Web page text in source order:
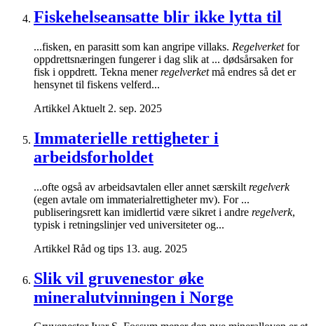
Fiskehelseansatte blir ikke lytta til
...fisken, en parasitt som kan angripe villaks. Regelverketfor
oppdrettsnæringen fungerer i dag slik at ... dødsårsaken for
fisk i oppdrett. Tekna menerregelverketmå endres så det er
hensynet til fiskens velferd...
Artikkel Aktuelt 2. sep. 2025
Immaterielle rettigheter i
arbeidsforholdet
...ofte også av arbeidsavtalen eller annet særskilt regelverk
(egen avtale om immaterialrettigheter mv). For ...
publiseringsrett kan imidlertid være sikret i andre regelverk,
typisk i retningslinjer ved universiteter og...
Artikkel Råd og tips 13. aug. 2025
Slik vil gruvenestor øke
mineralutvinningen i Norge